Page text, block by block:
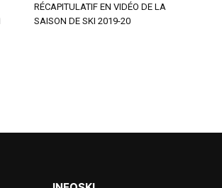
RÉCAPITULATIF EN VIDÉO DE LA
SAISON DE SKI 2019-20